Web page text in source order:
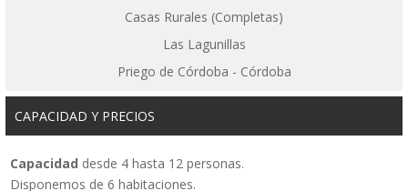
Casas Rurales (Completas)
Las Lagunillas
Priego de Córdoba - Córdoba
CAPACIDAD Y PRECIOS
Capacidad desde 4 hasta 12 personas.
Disponemos de 6 habitaciones.